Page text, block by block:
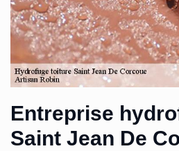
Entreprise
Saint Jean De